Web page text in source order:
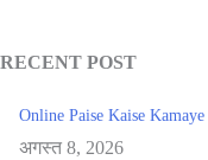
RECENT POST
Online Paise Kaise
अगस्त 8, 2026